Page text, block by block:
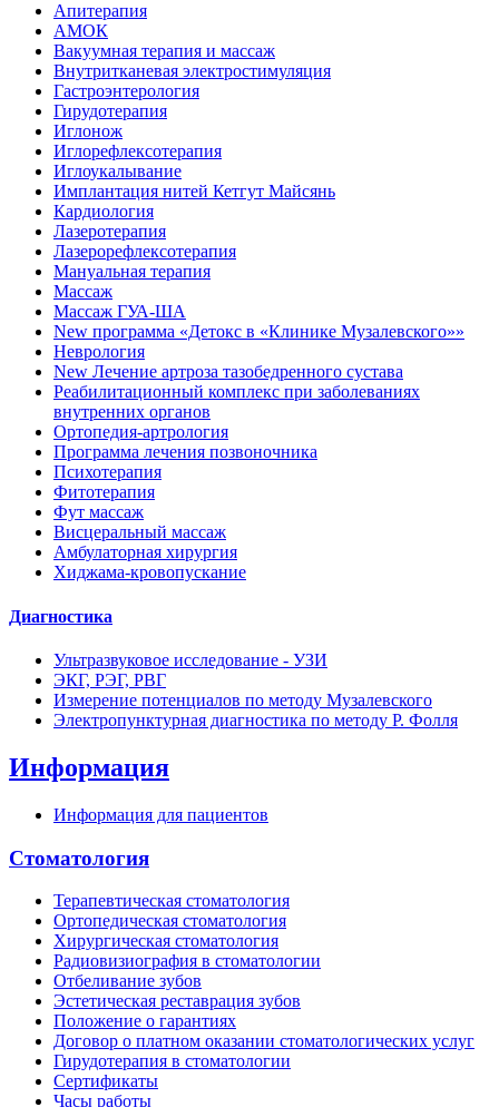
Апитерапия
АМОК
Вакуумная терапия и массаж
Внутритканевая электростимуляция
Гастроэнтерология
Гирудотерапия
Иглонож
Иглорефлексотерапия
Иглоукалывание
Имплантация нитей Кетгут Майсянь
Кардиология
Лазеротерапия
Лазерорефлексотерапия
Мануальная терапия
Массаж
Массаж ГУА-ША
New программа «Детокс в «Клинике Музалевского»»
Неврология
New Лечение артроза тазобедренного сустава
Реабилитационный комплекс при заболеваниях
внутренних органов
Ортопедия-артрология
Программа лечения позвоночника
Психотерапия
Фитотерапия
Фут массаж
Висцеральный массаж
Амбулаторная хирургия
Хиджама-кровопускание
Диагностика
Ультразвуковое исследование - УЗИ
ЭКГ, РЭГ, РВГ
Измерение потенциалов по методу Музалевского
Электропунктурная диагностика по методу Р. Фолля
Информация
Информация для пациентов
Стоматология
Терапевтическая стоматология
Ортопедическая стоматология
Хирургическая стоматология
Радиовизиография в стоматологии
Отбеливание зубов
Эстетическая реставрация зубов
Положение о гарантиях
Договор о платном оказании стоматологических услуг
Гирудотерапия в стоматологии
Сертификаты
Часы работы